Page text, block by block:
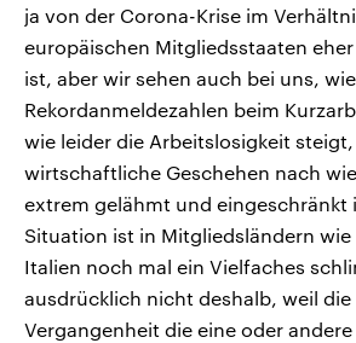
ja von der Corona-Krise im
europäischen Mitgliedsstaaten
ist, aber wir sehen auch bei uns, wie
Rekordanmeldezahlen beim
wie leider die Arbeitslosigkeit steigt,
wirtschaftliche Geschehen nach
extrem gelähmt und eingeschränkt
Situation ist in Mitgliedsländern wie
Italien noch mal ein Vielfaches
ausdrücklich nicht deshalb, weil die
Vergangenheit die eine oder